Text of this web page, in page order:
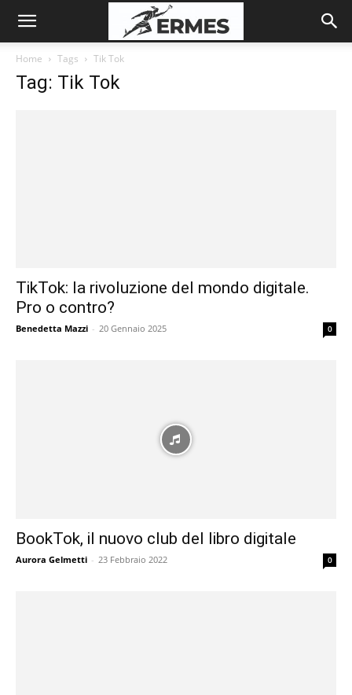
Home Tags Tik Tok
Tag: Tik Tok
TikTok: la rivoluzione del mondo digitale.
Pro o contro?
Benedetta Mazzi - 20 Gennaio 2025 0
BookTok, il nuovo club del libro digitale
Aurora Gelmetti - 23 Febbraio 2022 0